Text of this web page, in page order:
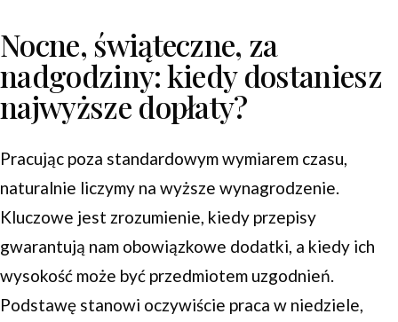
Nocne, świąteczne, za
nadgodziny: kiedy dostaniesz
najwyższe dopłaty?
Pracując poza standardowym wymiarem czasu,
naturalnie liczymy na wyższe wynagrodzenie.
Kluczowe jest zrozumienie, kiedy przepisy
gwarantują nam obowiązkowe dodatki, a kiedy ich
wysokość może być przedmiotem uzgodnień.
Podstawę stanowi oczywiście praca w niedziele,